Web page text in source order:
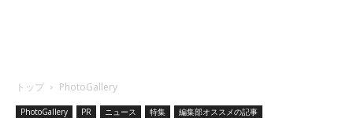
トップ PhotoGallery
PhotoGallery PR ニュース 特集 編集部オススメの記事